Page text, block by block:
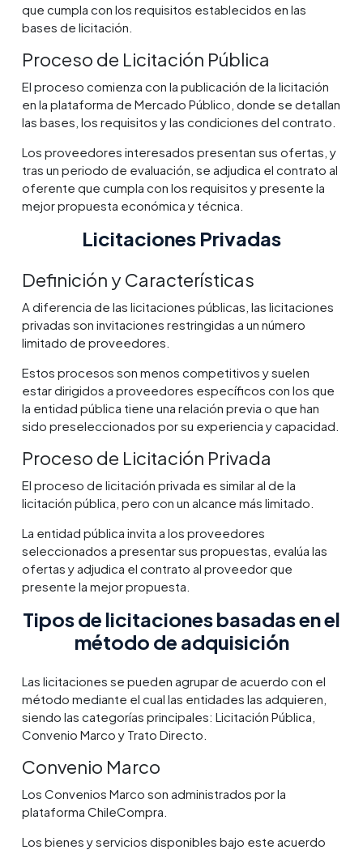
que cumpla con los requisitos establecidos en las
bases de licitación.
Proceso de Licitación Pública
El proceso comienza con la publicación de la licitación
en la plataforma de Mercado Público, donde se detallan
las bases, los requisitos y las condiciones del contrato.
Los proveedores interesados presentan sus ofertas, y
tras un periodo de evaluación, se adjudica el contrato al
oferente que cumpla con los requisitos y presente la
mejor propuesta económica y técnica.
Licitaciones Privadas
Definición y Características
A diferencia de las licitaciones públicas, las licitaciones
privadas son invitaciones restringidas a un número
limitado de proveedores.
Estos procesos son menos competitivos y suelen
estar dirigidos a proveedores específicos con los que
la entidad pública tiene una relación previa o que han
sido preseleccionados por su experiencia y capacidad.
Proceso de Licitación Privada
El proceso de licitación privada es similar al de la
licitación pública, pero con un alcance más limitado.
La entidad pública invita a los proveedores
seleccionados a presentar sus propuestas, evalúa las
ofertas y adjudica el contrato al proveedor que
presente la mejor propuesta.
Tipos de licitaciones basadas en el
método de adquisición
Las licitaciones se pueden agrupar de acuerdo con el
método mediante el cual las entidades las adquieren,
siendo las categorías principales: Licitación Pública,
Convenio Marco y Trato Directo.
Convenio Marco
Los Convenios Marco son administrados por la
plataforma ChileCompra.
Los bienes y servicios disponibles bajo este acuerdo